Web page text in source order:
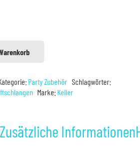
Party Zubehör Schlagwörter:
Marke: Keller
Zusätzliche Informationen